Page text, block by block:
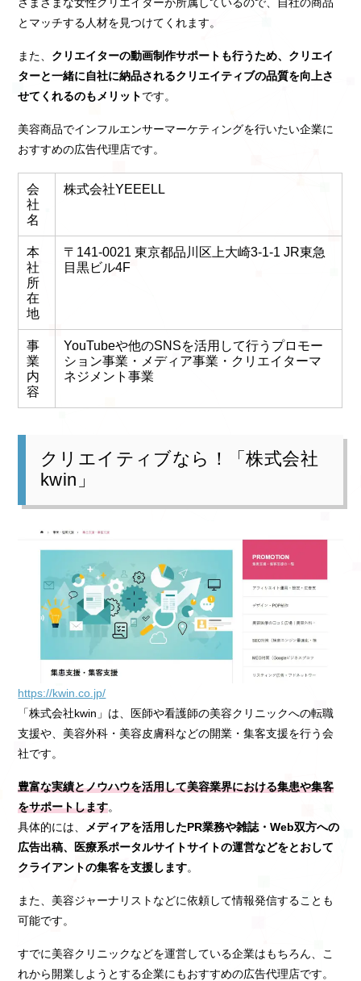
とマッチする人材を見つけてくれます。
また、 クリエイターの動画制作サポートも行うため、クリエイ
ターと一緒に自社に納品されるクリエイティブの品質を向上さ
せてくれるのもメリットです。
美容商品でインフルエンサーマーケティングを行いたい企業に
おすすめの広告代理店です。
会
社
名
株式会社YEEELL
本
社
所
在
地
〒141-0021 東京都品川区上大崎3-1-1 JR東急
目黒ビル4F
事
業
内
容
YouTubeや他のSNSを活用して行うプロモー
ション事業・メディア事業・クリエイターマ
ネジメント事業
クリエイティブなら！「株式会社
kwin」
https://kwin.co.jp/
「株式会社kwin」は、医師や看護師の美容クリニックへの転職
支援や、美容外科・美容皮膚科などの開業・集客支援を行う会
社です。
豊富な実績とノウハウを活用して美容業界における集患や集客
をサポートします。
具体的には、
メディアを活用したPR業務や雑誌・Web双方への
広告出稿、医療系ポータルサイトサイトの運営などをとおして
クライアントの集客を支援します。
また、美容ジャーナリストなどに依頼して情報発信することも
可能です。
すでに美容クリニックなどを運営している企業はもちろん、こ
れから開業しようとする企業にもおすすめの広告代理店です。